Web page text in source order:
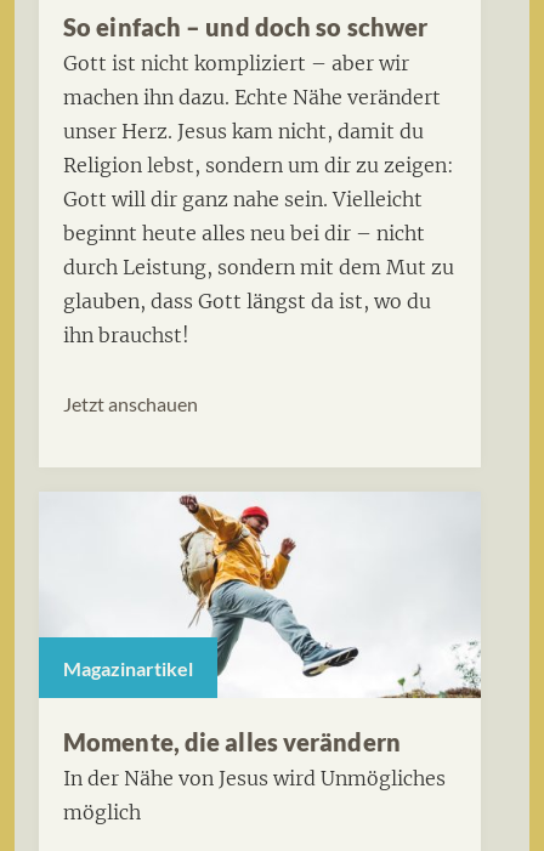
So einfach – und doch so schwer
Gott ist nicht kompliziert – aber wir
machen ihn dazu. Echte Nähe verändert
unser Herz. Jesus kam nicht, damit du
Religion lebst, sondern um dir zu zeigen:
Gott will dir ganz nahe sein. Vielleicht
beginnt heute alles neu bei dir – nicht
durch Leistung, sondern mit dem Mut zu
glauben, dass Gott längst da ist, wo du
ihn brauchst!
Jetzt anschauen
Magazinartikel
Momente, die alles verändern
In der Nähe von Jesus wird Unmögliches
möglich